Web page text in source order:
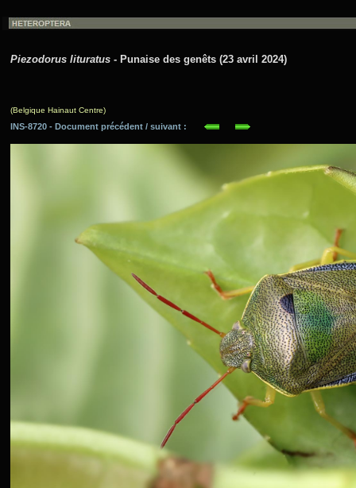
Piezodorus lituratus - Punaise des genêts (23 avril 2024)
(Belgique Hainaut Centre)
INS-8720 - Document précédent / suivant :